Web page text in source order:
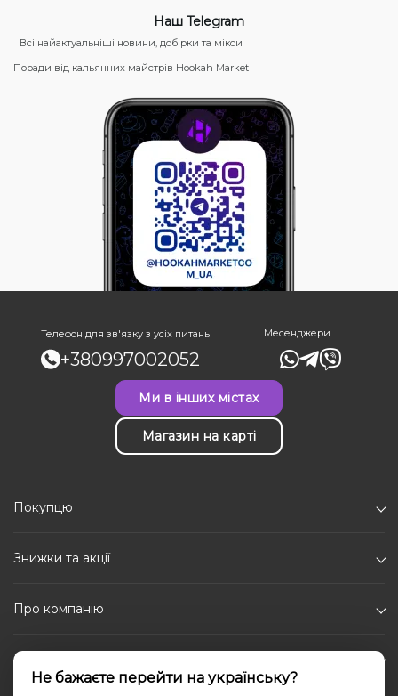
Наш Telegram
Всі найактуальніші новини, добірки та мікси
Поради від кальянних майстрів Hookah Market
Телефон для зв'язку з усіх питань
+380997002052
Месенджери
Ми в інших містах
Магазин на карті
Покупцю
Знижки та акції
Про компанію
Каталог
Не бажаєте перейти на українську?